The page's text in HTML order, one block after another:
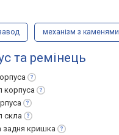
механізм з каменями
та ремінець
корпуса
скла
кришка